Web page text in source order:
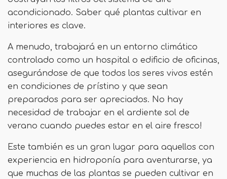
acondicionado. Saber qué plantas cultivar en
interiores es clave.
A menudo, trabajará en un entorno climático
controlado como un hospital o edificio de oficinas,
asegurándose de que todos los seres vivos estén
en condiciones de prístino y que sean
preparados para ser apreciados. No hay
necesidad de trabajar en el ardiente sol de
verano cuando puedes estar en el aire fresco!
Este también es un gran lugar para aquellos con
experiencia en hidroponía para aventurarse, ya
que muchas de las plantas se pueden cultivar en